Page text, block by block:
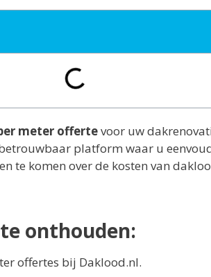
meter offertevoor uw
platform waar u
te komen over de kosten van
onthouden:
offertes bij Daklood.nl.